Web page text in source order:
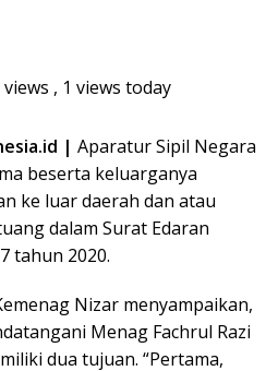
, 1 views today
| Aparatur Sipil Negara
beserta keluarganya
ke luar daerah dan atau
dalam Surat Edaran
tahun 2020.
Nizar menyampaikan,
Menag Fachrul Razi
dua tujuan. “Pertama,